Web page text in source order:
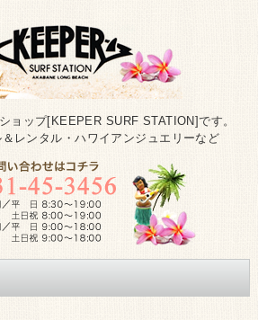
ョップ[KEEPER SURF STATION]です。
レンタル・ハワイアンジュエリーなど